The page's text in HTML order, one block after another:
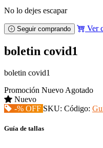
No lo dejes escapar
Seguir comprando Ver
boletin covid1
boletin covid1
Promoción Nuevo Agotado
Nuevo
-% OFF SKU: Código:
Guía de tallas